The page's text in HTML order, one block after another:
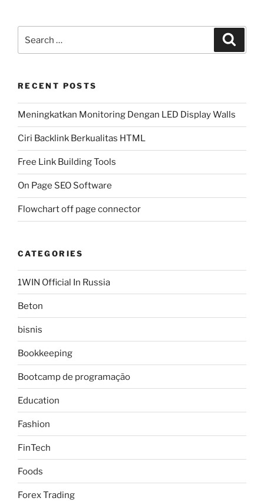
RECENT POSTS
Meningkatkan Monitoring Dengan LED Display Walls
Ciri Backlink Berkualitas HTML
Free Link Building Tools
On Page SEO Software
Flowchart off page connector
CATEGORIES
1WIN Official In Russia
Beton
bisnis
Bookkeeping
Bootcamp de programação
Education
Fashion
FinTech
Foods
Forex Trading